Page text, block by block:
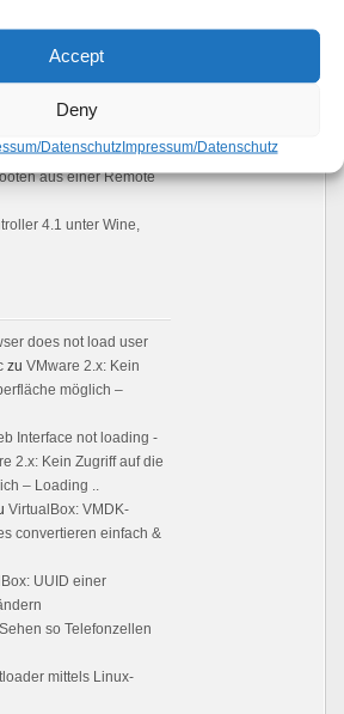
Accept
Deny
DatenschutzImpressum/Datenschutz
von WordPress
2014
aus einer Remote
4.1 unter Wine,
does not load user
zu VMware 2.x: Kein
möglich –
Interface not loading -
2.x: Kein Zugriff auf die
– Loading ..
VirtualBox: VMDK-
convertieren einfach &
UUID einer
so Telefonzellen
mittels Linux-